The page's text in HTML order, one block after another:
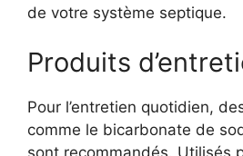
de votre système septique.
Produits
Pour l’entretien quotidien,
comme le bicarbonate de